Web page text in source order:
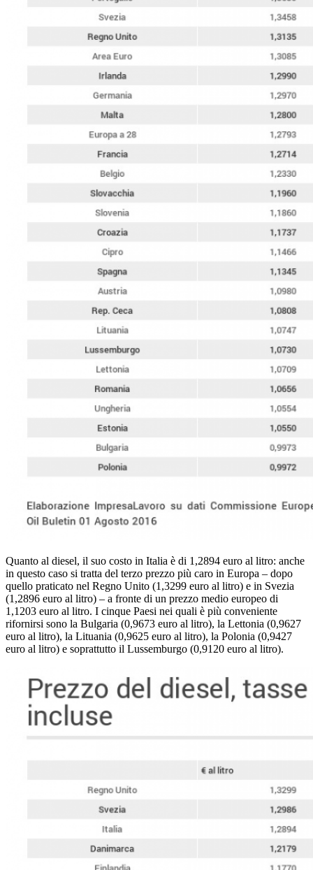
Quanto al diesel, il suo costo in Italia è di 1,2894 euro al litro: anche
in questo caso si tratta del terzo prezzo più caro in Europa – dopo
quello praticato nel Regno Unito (1,3299 euro al litro) e in Svezia
(1,2896 euro al litro) – a fronte di un prezzo medio europeo di
1,1203 euro al litro. I cinque Paesi nei quali è più conveniente
rifornirsi sono la Bulgaria (0,9673 euro al litro), la Lettonia (0,9627
euro al litro), la Lituania (0,9625 euro al litro), la Polonia (0,9427
euro al litro) e soprattutto il Lussemburgo (0,9120 euro al litro).